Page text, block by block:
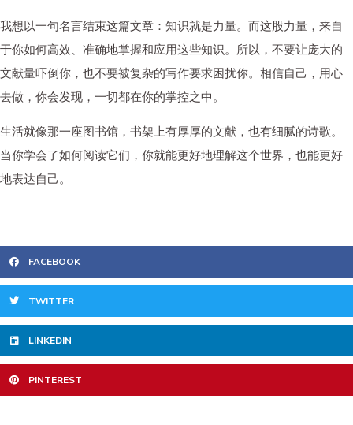
我想以一句名言结束这篇文章：知识就是力量。而这股力量，来自
于你如何高效、准确地掌握和应用这些知识。所以，不要让庞大的
文献量吓倒你，也不要被复杂的写作要求困扰你。相信自己，用心
去做，你会发现，一切都在你的掌控之中。
生活就像那一座图书馆，书架上有厚厚的文献，也有细腻的诗歌。
当你学会了如何阅读它们，你就能更好地理解这个世界，也能更好
地表达自己。
FACEBOOK
TWITTER
LINKEDIN
PINTEREST